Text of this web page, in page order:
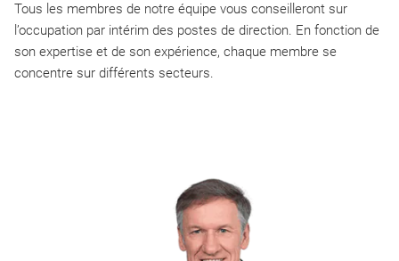
Tous les membres de notre équipe vous conseilleront sur
l’occupation par intérim des postes de direction. En fonction de
son expertise et de son expérience, chaque membre se
concentre sur différents secteurs.